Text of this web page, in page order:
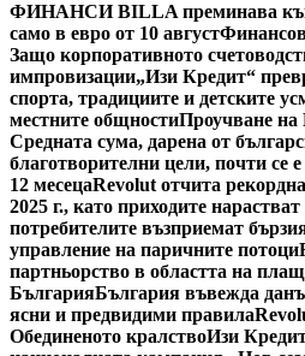
ФИНАНСИ BILLA преминава
само в евро от 10 август
Защо корпоративното
импровизации„Изи Кредит“
спорта, традициите и детските
местните общностиПроучване на
Средната сума, дарена от
благотворителни цели, почти се
12 месецаRevolut отчита
2025 г., като приходите
потребителите възприемат
управление на паричните потоци
партньорство в областта на
БългарияБългария въвежда
ясни и предвидими правила
Обединеното кралствоИзи